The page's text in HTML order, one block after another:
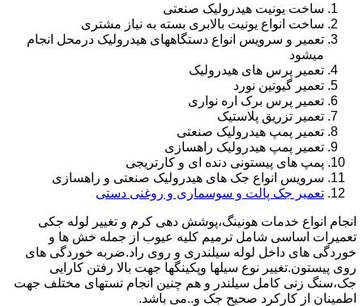
ساخت یونیت هیدرولیک صنعتی
ساخت انواع یونیت بالابری بسته به نیاز مشتری
تعمیر و سرویس انواع دستگاههای هیدرولیک درمحل انجام
میشود
تعمیر پرس های هیدرولیک
تعمیر گیوتین نورد
تعمیر پرس برک اره نواری
تعمیر تزریق پلاستیک
تعمیر پمپ هیدرولیک صنعتی
تعمیر پمپ هیدرولیک راهسازی
پمپ های پیستونی دنده ای و کارتریجی
سرویس انواع جک های هیدرولیک صنعتی و راهسازی
تعمیر جک پالت و سوسماری و روغنی دستی
انجام انواع خدمات هونینگ،پوشش دهی کرم و تغییر لوله جکی
تعمیرات اساسی شامل ترمیم کلیه عیوب از جمله خش ها و
خوردگی های داخل لوله سیلندری و روی راد.ضربه خوردگی های
روی پیستون.تغییر نوع سیلها وپکینگها جهت بالا رفتن کارایی
جک،سنگ زنی کامل سیلندر و هم چنین انجام تستهای مختلف جهت
اطمینان از کارکرد صحیح جک و..می باشد.